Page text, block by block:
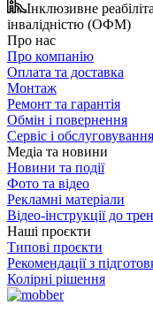
Інклюзивне
інвалідністю (ОФМ)
Про нас
Про компанію
Оплата та доставка
Монтаж
Ремонт та гарантія
Обмін і повернення
Сервіс і обслуговування
Медіа та новини
Новини та події
Фото та відео
Рекламні матеріали
Відео-інструкції до
Наші проєкти
Типові проєкти
Рекомендації з
Колірні рішення